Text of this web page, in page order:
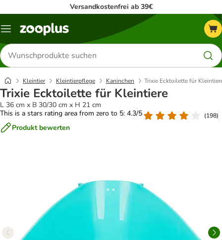
Versandkostenfrei ab 39€
Menü
Produkte
suchen
Kleintier Kleintierpflege Kaninchen Trixie Ecktoilette für
Trixie Ecktoilette für Kleintiere
L 36 cm x B 30/30 cm x H 21 cm
This is a stars rating area from zero to 5: 4.3/5
(198)
Produkt bewerten